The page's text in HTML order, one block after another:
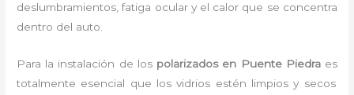
deslumbramientos, fatiga ocular y el calor que se concentra
dentro del auto.
Para la instalación de los polarizados en Puente Piedra es
totalmente esencial que los vidrios estén limpios y secos